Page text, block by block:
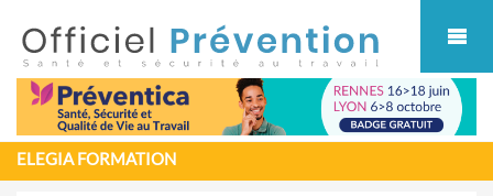
ELEGIA FORMATION